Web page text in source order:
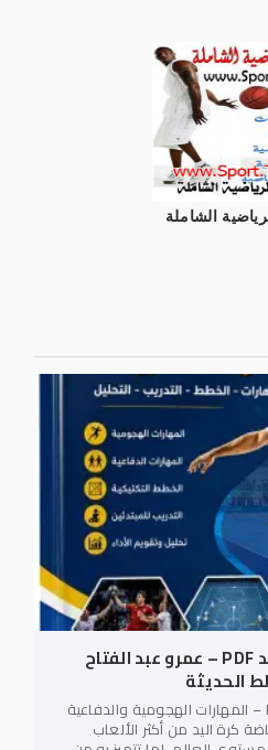
الشاملة
كتاب أساسيات كرة اليد PDF – عمرو عبد الفتاح
الحديثة
كتاب أساسيات كرة اليد PDF – المهارات الهجومية والدفاعية
كرة اليد من أكثر الألعاب